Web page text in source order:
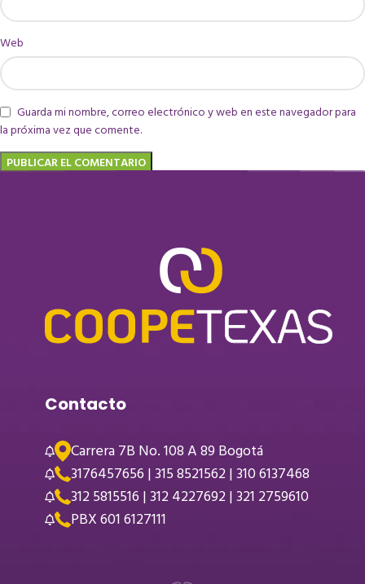
Web
Guarda mi nombre, correo electrónico y web en este navegador para
la próxima vez que comente.
Contacto
Carrera 7B No. 108 A 89 Bogotá
3176457656 | 315 8521562 | 310 6137468
312 5815516 | 312 4227692 | 321 2759610
PBX 601 6127111